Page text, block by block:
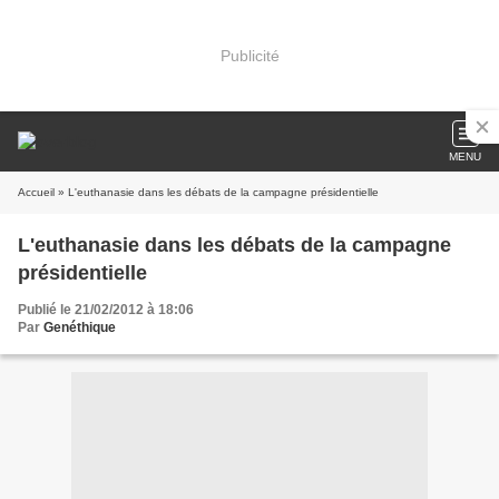
Publicité
MENU
Accueil » L'euthanasie dans les débats de la campagne présidentielle
L'euthanasie dans les débats de la campagne
présidentielle
Publié le 21/02/2012 à 18:06
Par Genéthique